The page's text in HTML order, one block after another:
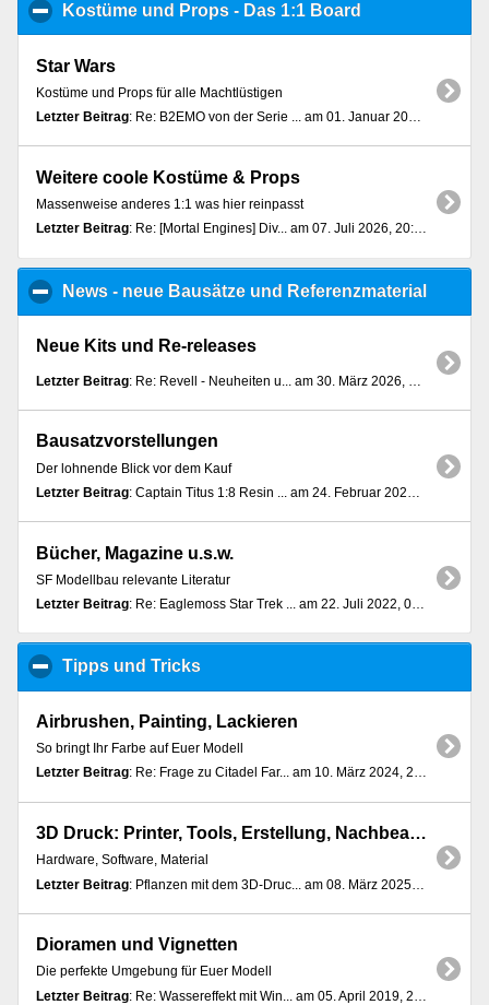
Kostüme und Props - Das 1:1 Board
Star Wars
Kostüme und Props für alle Machtlüstigen
Letzter Beitrag: Re: B2EMO von der Serie ... am 01. Januar 2023, 14:33:41
Weitere coole Kostüme & Props
Massenweise anderes 1:1 was hier reinpasst
Letzter Beitrag: Re: [Mortal Engines] Div... am 07. Juli 2026, 20:50:13
News - neue Bausätze und Referenzmaterial
Neue Kits und Re-releases
Letzter Beitrag: Re: Revell - Neuheiten u... am 30. März 2026, 16:00:47
Bausatzvorstellungen
Der lohnende Blick vor dem Kauf
Letzter Beitrag: Captain Titus 1:8 Resin ... am 24. Februar 2026, 22:29:34
Bücher, Magazine u.s.w.
SF Modellbau relevante Literatur
Letzter Beitrag: Re: Eaglemoss Star Trek ... am 22. Juli 2022, 01:00:51
Tipps und Tricks
Airbrushen, Painting, Lackieren
So bringt Ihr Farbe auf Euer Modell
Letzter Beitrag: Re: Frage zu Citadel Far... am 10. März 2024, 22:31:19
3D Druck: Printer, Tools, Erstellung, Nachbearbeitung
Hardware, Software, Material
Letzter Beitrag: Pflanzen mit dem 3D-Druc... am 08. März 2025, 10:23:58
Dioramen und Vignetten
Die perfekte Umgebung für Euer Modell
Letzter Beitrag: Re: Wassereffekt mit Win... am 05. April 2019, 21:21:52